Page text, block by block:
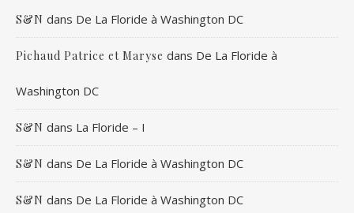
S&N dans De La Floride à Washington DC
Pichaud Patrice et Maryse dans De La Floride à
Washington DC
S&N dans La Floride – I
S&N dans De La Floride à Washington DC
S&N dans De La Floride à Washington DC